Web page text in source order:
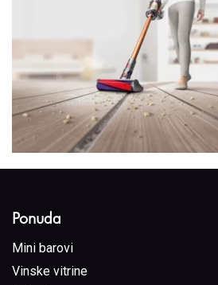
Ponuda
Mini barovi
Vinske vitrine